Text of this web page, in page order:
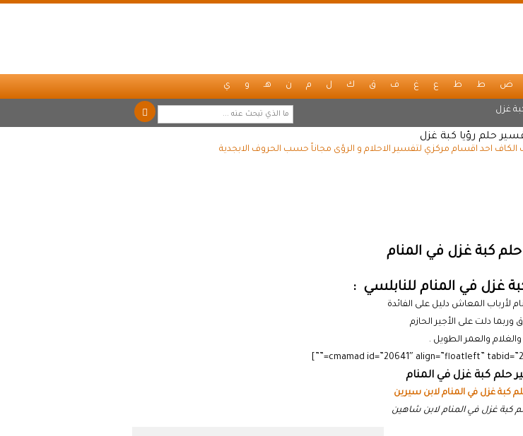
ض ط ظ ع غ ف ق ك ل م ن هـ و ي
غزل
حلم رؤيا كبة غزل
احد اقسام مركزي لتفسير الاحلام و الرؤى مجاناً حسب الحروف الابجدية
كبة غزل في المنام
غزل في المنام للنابلسي :
لأرباب المعاش دليل على الفائدة
وربما دلت على الأجير الحازم
والغلام والعمر الطويل .
حلم كبة غزل في المنام
كبة غزل في المنام لابن سيرين
كبة غزل في المنام لابن شاهين